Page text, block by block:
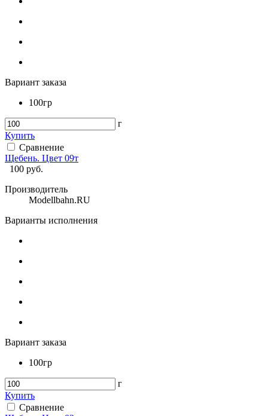
Вариант заказа
100гр
г
Купить
Сравнение
Щебень. Цвет 09т
100 руб.
Производитель
Modellbahn.RU
Варианты исполнения
Вариант заказа
100гр
г
Купить
Сравнение